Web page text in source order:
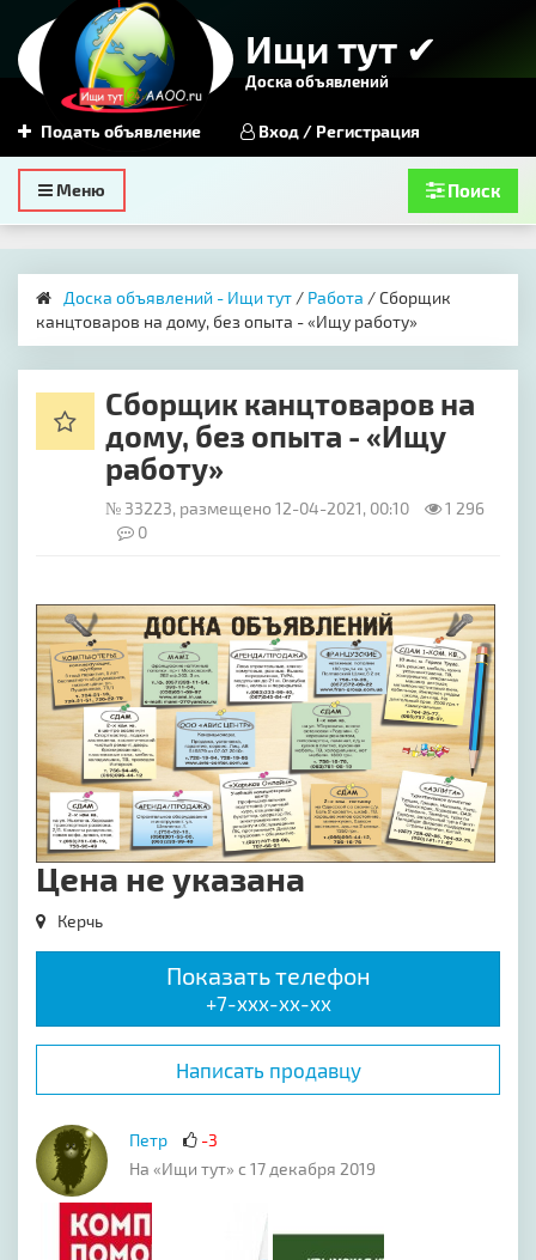
Ищи тут ✔
Доска объявлений
Подать объявление Вход / Регистрация
Toggle
navigation
Меню Поиск
Доска объявлений - Ищи тут / Работа / Сборщик
канцтоваров на дому, без опыта - «Ищу работу»
Сборщик канцтоваров на
дому, без опыта - «Ищу
работу»
№ 33223, размещено 12-04-2021, 00:10
1 296
0
Цена не указана
Керчь
Показать телефон
+7-xxx-xx-xx
Написать продавцу
Петр
-3
На «Ищи тут» с 17 декабря 2019